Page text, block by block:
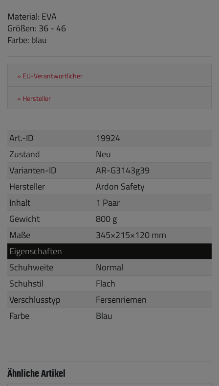
Material: EVA
Größen: 36 - 46
Farbe: blau
» EU-Verantwortlicher
» Hersteller
Art.-ID
19924
Zustand
Neu
Varianten-ID
AR-G3143g39
Hersteller
Ardon Safety
Inhalt
1 Paar
Gewicht
800 g
Maße
345×215×120mm
Eigenschaften
Schuhweite
Normal
Schuhstil
Flach
Verschlusstyp
Fersenriemen
Farbe
Blau
Ähnliche Artikel